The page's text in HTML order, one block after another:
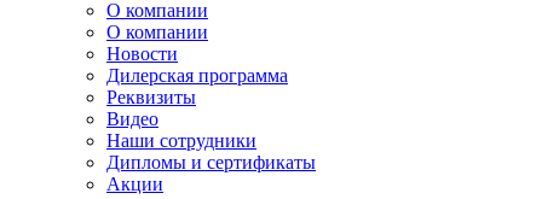
О компании
О компании
Новости
Дилерская программа
Реквизиты
Видео
Наши сотрудники
Дипломы и сертификаты
Акции